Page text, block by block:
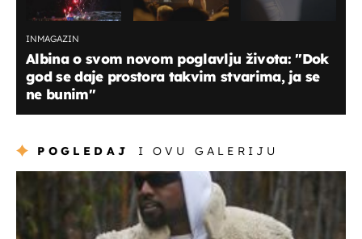
INMAGAZIN
Albina o svom novom poglavlju života: ''Dok
god se daje prostora takvim stvarima, ja se
ne bunim''
POGLEDAJ I OVU GALERIJU